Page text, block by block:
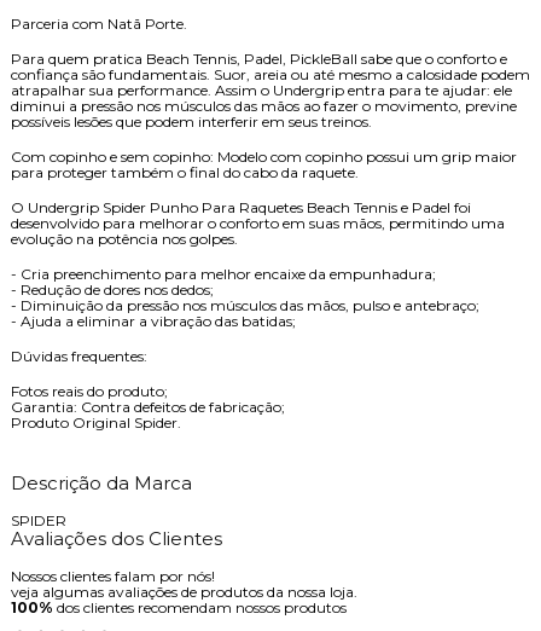
Parceria com Natã Porte.
Para quem pratica Beach Tennis, Padel, PickleBall sabe que o conforto e
confiança são fundamentais. Suor, areia ou até mesmo a calosidade podem
atrapalhar sua performance. Assim o Undergrip entra para te ajudar: ele
diminui a pressão nos músculos das mãos ao fazer o movimento, previne
possíveis lesões que podem interferir em seus treinos.
Com copinho e sem copinho: Modelo com copinho possui um grip maior
para proteger também o final do cabo da raquete.
O Undergrip Spider Punho Para Raquetes Beach Tennis e Padel foi
desenvolvido para melhorar o conforto em suas mãos, permitindo uma
evolução na potência nos golpes.
- Cria preenchimento para melhor encaixe da empunhadura;
- Redução de dores nos dedos;
- Diminuição da pressão nos músculos das mãos, pulso e antebraço;
- Ajuda a eliminar a vibração das batidas;
Dúvidas frequentes:
Fotos reais do produto;
Garantia: Contra defeitos de fabricação;
Produto Original Spider.
Descrição da Marca
SPIDER
Avaliações dos Clientes
Nossos clientes falam por nós!
veja algumas avaliações de produtos da nossa loja.
100% dos clientes recomendam nossos produtos